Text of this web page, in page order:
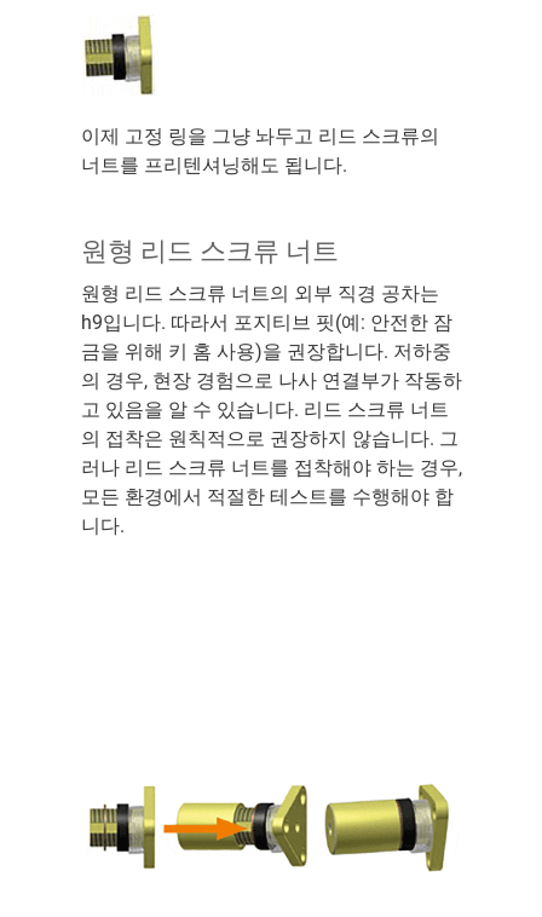
이제 고정 링을 그냥 놔두고 리드 스크류의
너트를 프리텐셔닝해도 됩니다.
원형 리드 스크류 너트
원형 리드 스크류 너트의 외부 직경 공차는
h9입니다. 따라서 포지티브 핏(예: 안전한 잠
금을 위해 키 홈 사용)을 권장합니다. 저하중
의 경우, 현장 경험으로 나사 연결부가 작동하
고 있음을 알 수 있습니다. 리드 스크류 너트
의 접착은 원칙적으로 권장하지 않습니다. 그
러나 리드 스크류 너트를 접착해야 하는 경우,
모든 환경에서 적절한 테스트를 수행해야 합
니다.